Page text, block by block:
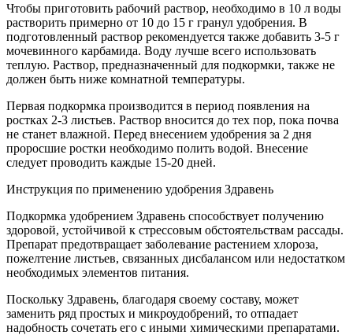
Чтобы приготовить рабочий раствор, необходимо в 10 л воды
растворить примерно от 10 до 15 г гранул удобрения. В
подготовленный раствор рекомендуется также добавить 3-5 г
мочевинного карбамида. Воду лучше всего использовать
теплую. Раствор, предназначенный для подкормки, также не
должен быть ниже комнатной температуры.
Первая подкормка производится в период появления на
ростках 2-3 листьев. Раствор вносится до тех пор, пока почва
не станет влажной. Перед внесением удобрения за 2 дня
проросшие ростки необходимо полить водой. Внесение
следует проводить каждые 15-20 дней.
Инструкция по применению удобрения Здравень
Подкормка удобрением Здравень способствует получению
здоровой, устойчивой к стрессовым обстоятельствам рассады.
Препарат предотвращает заболевание растением хлороза,
пожелтение листьев, связанных дисбалансом или недостатком
необходимых элементов питания.
Поскольку Здравень, благодаря своему составу, может
заменить ряд простых и микроудобрений, то отпадает
надобность сочетать его с иными химическими препаратами.